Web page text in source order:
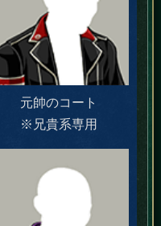
元帥のコート
※兄貴系専用